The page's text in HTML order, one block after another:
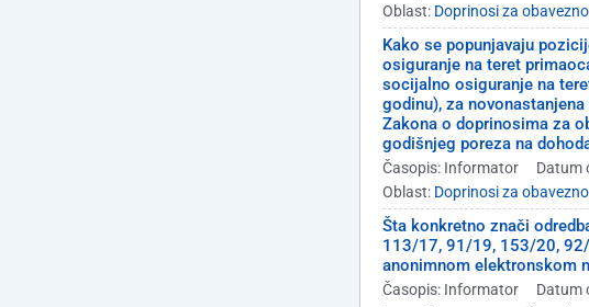
Oblast: Doprinosi za
Kako se popunjavaju
osiguranje na teret
socijalno osiguranje na
godinu), za
Zakona o doprinosima za
godišnjeg poreza na
Časopis: Informator Datum
Oblast: Doprinosi za
Šta konkretno znači
113/17, 91/19, 153/20, 92/
anonimnom elektronskom
Časopis: Informator Datum